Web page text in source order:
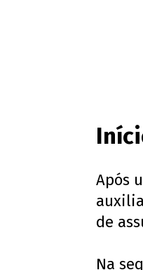
Após
de
Na